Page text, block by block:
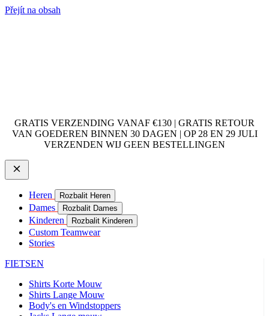
Přejít na obsah
GRATIS VERZENDING VANAF €130 | GRATIS RETOUR
VAN GOEDEREN BINNEN 30 DAGEN | OP 28 EN 29 JULI
VERZENDEN WIJ GEEN BESTELLINGEN
Heren Rozbalit Heren
Dames Rozbalit Dames
Kinderen Rozbalit Kinderen
Custom Teamwear
Stories
FIETSEN
Shirts Korte Mouw
Shirts Lange Mouw
Body's en Windstoppers